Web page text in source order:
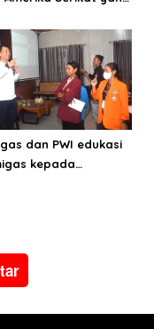
dan PWI edukasi
kepada